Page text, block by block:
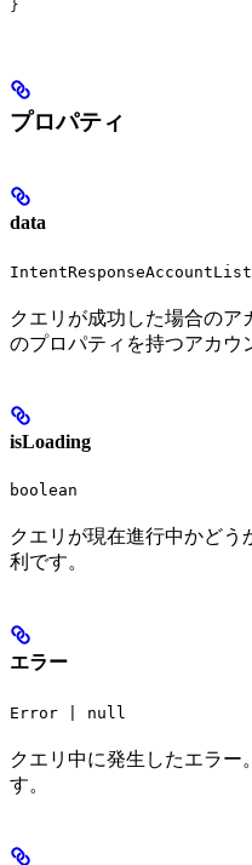
}
プロパティ
data
クエリが成功した場合のア
のプロパティを持つアカウ
isLoading
boolean
クエリが現在進行中かどう
利です。
エラー
Error | null
クエリ中に発生したエラー
す。